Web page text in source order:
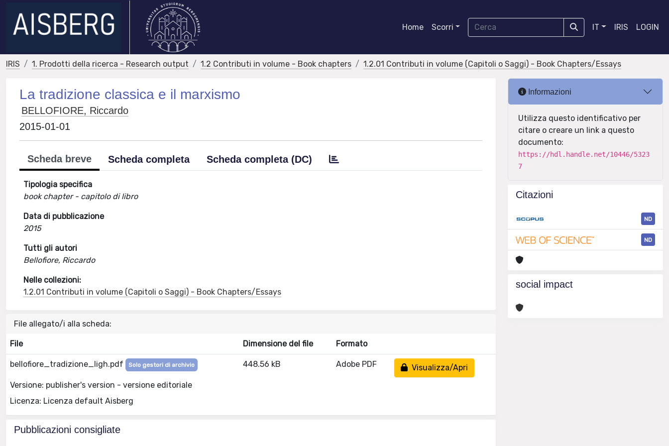
Home Scorri IT IRIS LOGIN
IRIS 1. Prodotti della ricerca - Research output 1.2 Contributi in volume - Book chapters 1.2.01 Contributi in volume (Capitoli o Saggi) - Book Chapters/Essays
La tradizione classica e il marxismo
BELLOFIORE, Riccardo
2015-01-01
Scheda breve Scheda completa Scheda completa (DC)
Tipologia specifica
book chapter - capitolo di libro
Data di pubblicazione
2015
Tutti gli autori
Bellofiore, Riccardo
Nelle collezioni:
1.2.01 Contributi in volume (Capitoli o Saggi) - Book Chapters/Essays
File allegato/i alla scheda:
File Dimensione del file Formato
bellofiore_tradizione_ligh.pdf Solo gestori di archivio
Versione: publisher's version - versione editoriale
Licenza: Licenza default Aisberg
448.56 kB Adobe PDF Visualizza/Apri
Pubblicazioni consigliate
Informazioni
Utilizza questo identificativo per
citare o creare un link a questo
documento:
https://hdl.handle.net/10446/5323
7
Citazioni
ND
ND
social impact